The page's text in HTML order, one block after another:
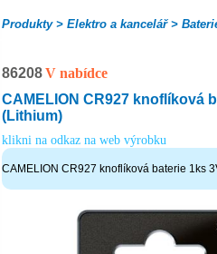
Elektro a kancelář >
Produkty >
86208V nabídce
CAMELION CR927 knoflíková
(Lithium)
klikni na odkaz na web výrobku
CAMELION CR927 knoflíková baterie 1ks